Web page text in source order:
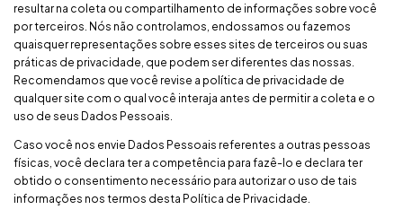
resultar na coleta ou compartilhamento de informações sobre você
por terceiros. Nós não controlamos, endossamos ou fazemos
quaisquer representações sobre esses sites de terceiros ou suas
práticas de privacidade, que podem ser diferentes das nossas.
Recomendamos que você revise a política de privacidade de
qualquer site com o qual você interaja antes de permitir a coleta e o
uso de seus Dados Pessoais.
Caso você nos envie Dados Pessoais referentes a outras pessoas
físicas, você declara ter a competência para fazê-lo e declara ter
obtido o consentimento necessário para autorizar o uso de tais
informações nos termos desta Política de Privacidade.